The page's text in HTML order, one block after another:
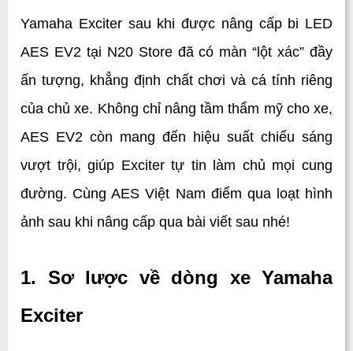
Yamaha Exciter sau khi được nâng cấp bi LED
AES EV2 tại N20 Store đã có màn “lột xác” đầy
ấn tượng, khẳng định chất chơi và cá tính riêng
của chủ xe. Không chỉ nâng tầm thẩm mỹ cho xe,
AES EV2 còn mang đến hiệu suất chiếu sáng
vượt trội, giúp Exciter tự tin làm chủ mọi cung
đường. Cùng AES Việt Nam điểm qua loạt hình
ảnh sau khi nâng cấp qua bài viết sau nhé!
1. Sơ lược về dòng xe Yamaha
Exciter